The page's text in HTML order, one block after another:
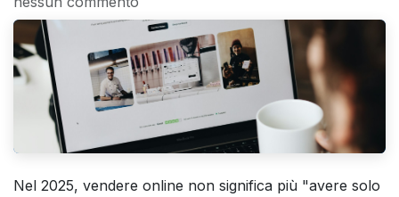
Nel 2025, vendere online non significa più "avere solo